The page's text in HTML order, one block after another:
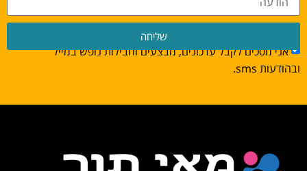
אני מסכים לקבל עדכונים, מבצעים וחבילות נופש במייל
ובהודעות sms.
שליחה